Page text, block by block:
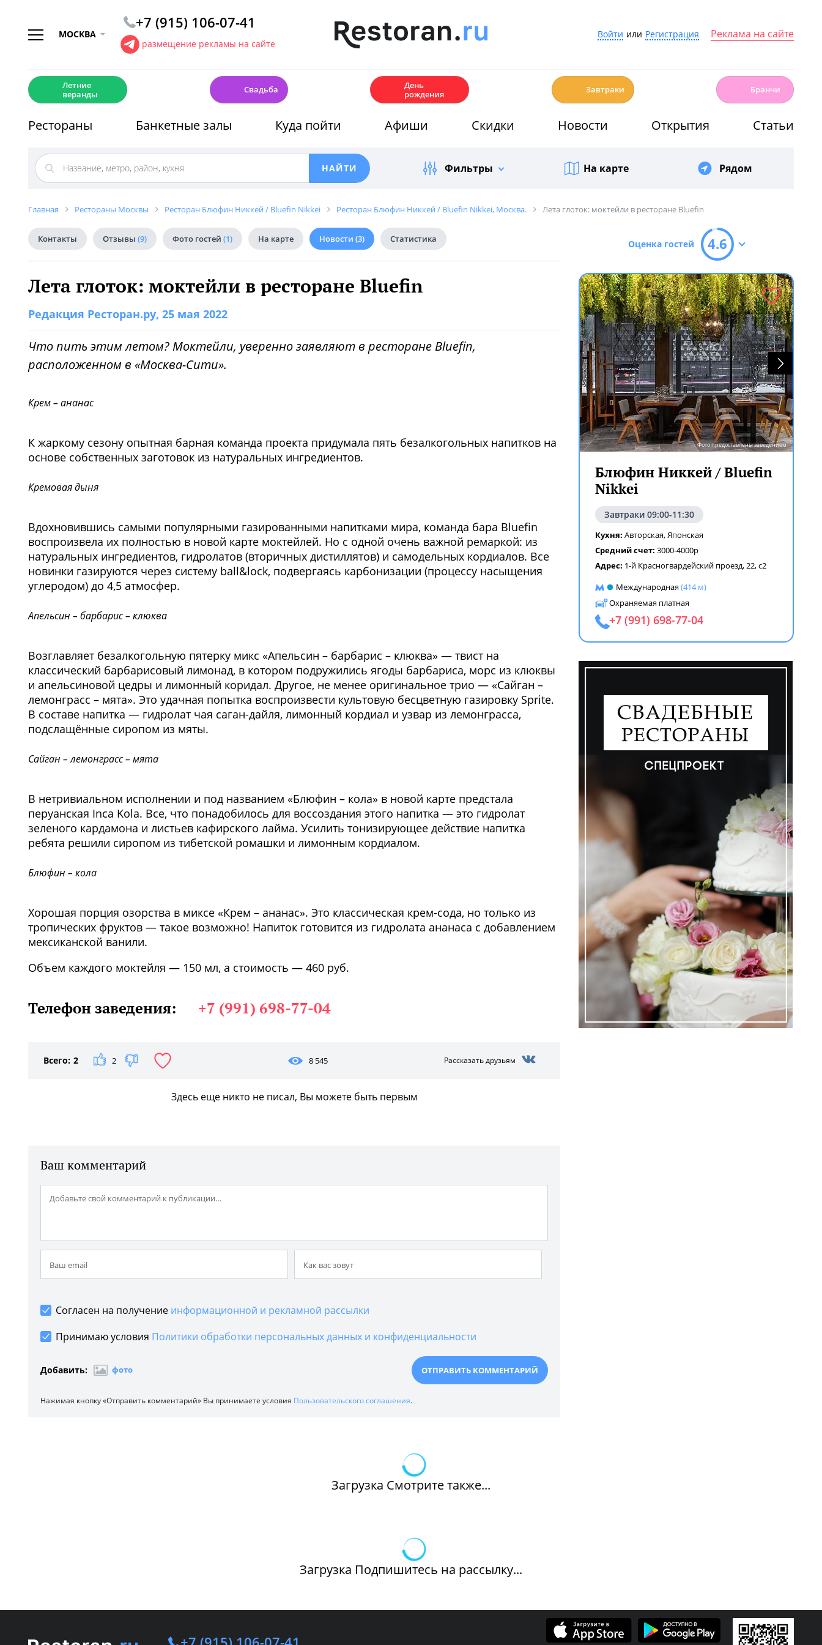
МОСКВА
+7 (915) 106-07-41
размещение рекламы на сайте
Войти или Регистрация Реклама на сайте
Летние
веранды
Свадьба
День
рождения
Завтраки Бранчи
Рестораны Банкетные залы Куда пойти Афиши Скидки Новости Открытия Статьи
Фильтры На карте Рядом
Главная Рестораны Москвы Ресторан Блюфин Никкей / Bluefin Nikkei Ресторан Блюфин Никкей / Bluefin Nikkei, Москва. Лета глоток: моктейли в ресторане Bluefin
Контакты Отзывы (9) Фото гостей (1) На карте Новости (3) Статистика
Лета глоток: моктейли в ресторане Bluefin
Редакция Ресторан.ру, 25 мая 2022
Что пить этим летом? Моктейли, уверенно заявляют в ресторане Bluefin,
расположенном в «Москва-Сити».
Крем – ананас
К жаркому сезону опытная барная команда проекта придумала пять безалкогольных напитков на
основе собственных заготовок из натуральных ингредиентов.
Кремовая дыня
Вдохновившись самыми популярными газированными напитками мира, команда бара Bluefin
воспроизвела их полностью в новой карте моктейлей. Но с одной очень важной ремаркой: из
натуральных ингредиентов, гидролатов (вторичных дистиллятов) и самодельных кордиалов. Все
новинки газируются через систему ball&lock, подвергаясь карбонизации (процессу насыщения
углеродом) до 4,5 атмосфер.
Апельсин – барбарис – клюква
Возглавляет безалкогольную пятерку микс «Апельсин – барбарис – клюква» — твист на
классический барбарисовый лимонад, в котором подружились ягоды барбариса, морс из клюквы
и апельсиновой цедры и лимонный коридал. Другое, не менее оригинальное трио — «Сайган –
лемонграсс – мята». Это удачная попытка воспроизвести культовую бесцветную газировку Sprite.
В составе напитка — гидролат чая саган-дайля, лимонный кордиал и узвар из лемонграсса,
подслащённые сиропом из мяты.
Сайган – лемонграсс – мята
В нетривиальном исполнении и под названием «Блюфин – кола» в новой карте предстала
перуанская Inca Kola. Все, что понадобилось для воссоздания этого напитка — это гидролат
зеленого кардамона и листьев кафирского лайма. Усилить тонизирующее действие напитка
ребята решили сиропом из тибетской ромашки и лимонным кордиалом.
Блюфин – кола
Хорошая порция озорства в миксе «Крем – ананас». Это классическая крем-сода, но только из
тропических фруктов — такое возможно! Напиток готовится из гидролата ананаса с добавлением
мексиканской ванили.
Объем каждого моктейля — 150 мл, а стоимость — 460 руб.
Телефон заведения: +7 (991) 698-77-04
Всего: 2 2 8 545 Рассказать друзьям
Здесь еще никто не писал, Вы можете быть первым
Ваш комментарий
Согласен на получение информационной и рекламной рассылки
Принимаю условия Политики обработки персональных данных и конфиденциальности
Добавить: фото
Нажимая кнопку «Отправить комментарий» Вы принимаете условия Пользовательского соглашения.
Оценка гостей 4.6
Фото предоставлены заведением
Блюфин Никкей / Bluefin
Nikkei
Завтраки 09:00-11:30
Кухня: Авторская,Японская
Средний счет: 3000-4000р
Адрес: 1-й Красногвардейский проезд, 22, с2
Международная(414 м)
Охраняемая платная
+7 (991) 698-77-04
Загрузка Смотрите также...
Загрузка Подпишитесь на рассылку...